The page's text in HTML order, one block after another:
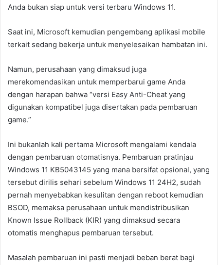
Anda bukan siap untuk versi terbaru Windows 11.
Saat ini, Microsoft kemudian pengembang aplikasi mobile
terkait sedang bekerja untuk menyelesaikan hambatan ini.
Namun, perusahaan yang dimaksud juga
merekomendasikan untuk memperbarui game Anda
dengan harapan bahwa “versi Easy Anti-Cheat yang
digunakan kompatibel juga disertakan pada pembaruan
game.”
Ini bukanlah kali pertama Microsoft mengalami kendala
dengan pembaruan otomatisnya. Pembaruan pratinjau
Windows 11 KB5043145 yang mana bersifat opsional, yang
tersebut dirilis sehari sebelum Windows 11 24H2, sudah
pernah menyebabkan kesulitan dengan reboot kemudian
BSOD, memaksa perusahaan untuk mendistribusikan
Known Issue Rollback (KIR) yang dimaksud secara
otomatis menghapus pembaruan tersebut.
Masalah pembaruan ini pasti menjadi beban berat bagi